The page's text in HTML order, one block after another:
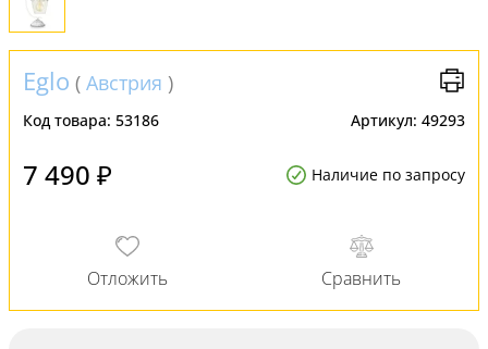
Eglo ( Австрия )
Код товара: 53186 Артикул: 49293
7 490 ₽ Наличие по запросу